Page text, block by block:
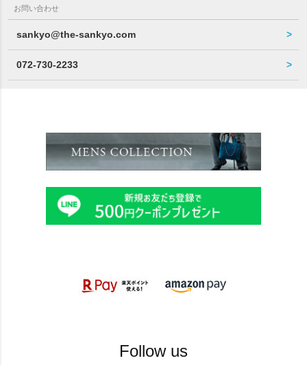
お問い合わせ
sankyo@the-sankyo.com
072-730-2233
Follow us